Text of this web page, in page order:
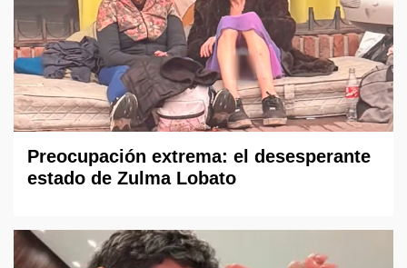
Preocupación extrema: el desesperante
estado de Zulma Lobato